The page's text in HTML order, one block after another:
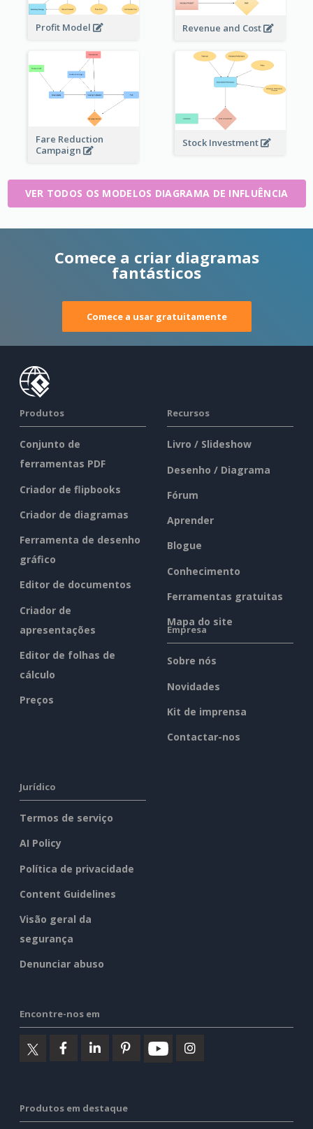
Revenue and Cost
Profit Model
Fare Reduction
Campaign
Stock Investment
VER TODOS OS MODELOS DIAGRAMA DE INFLUÊNCIA
Comece a criar diagramas
fantásticos
Comece a usar gratuitamente
Produtos
Conjunto de
ferramentas PDF
Criador de flipbooks
Criador de diagramas
Ferramenta de desenho
gráfico
Editor de documentos
Criador de
apresentações
Editor de folhas de
cálculo
Preços
Recursos
Livro / Slideshow
Desenho / Diagrama
Fórum
Aprender
Blogue
Conhecimento
Ferramentas gratuitas
Mapa do site
Empresa
Sobre nós
Novidades
Kit de imprensa
Contactar-nos
Jurídico
Termos de serviço
AI Policy
Política de privacidade
Content Guidelines
Visão geral da
segurança
Denunciar abuso
Encontre-nos em
Produtos em destaque